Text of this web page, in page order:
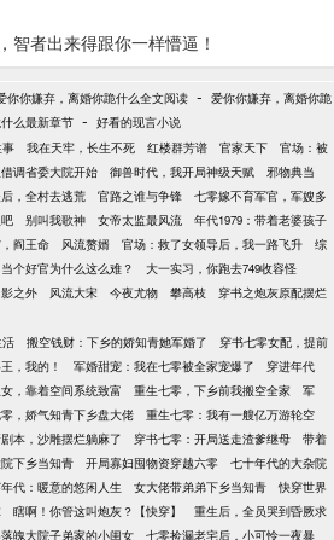
次结果都让宗门变得更强是几个意思？ 无
道最巅峰，楚星河看着在自己的“努力”下无
走到今日。 楚星河：“我要说我只想毁掉自
信吗？” 众人拜服，不破不立，果然昊天帝
是我们凡人可以参透的。
智者出来得跟你一样懵逼！
你你嫌弃，离婚你跪什么全文阅读 - 爱你你嫌弃，离婚你跪
么最新章节 - 好看的现言小说
我在天牢，长生不死 红楼群芳谱 官家天下
官场：被
调省委大院开始 御兽时代，我开局神级天赋
邪物典当
，全村去逃荒 官路之谁与争锋
七零嫁不育军官，军嫂多
别叫我歌神 女帝太监最风流
年代1979：带着老婆孩子
阎王命 风流赘婿 官场：救了女领导后，我一路飞升
综
个好官为什么这么难？
大一实习，你跑去749收容怪
之外 风流大宋 今夜尤物 攀高枝
穿书之炮灰原配摆烂
搬空钱财：下乡的娇知青她军婚了
穿书七零女配，提前
，我的！ 军婚甜宠：我在七零被全家宠爆了
穿进年代
，靠着空间系统致富 重生七零，下乡前我搬空全家
军
，娇气知青下乡盘大佬
重生七零：我有一艘亿万游轮空
本，沙雕摆烂躺麻了 穿书七零：开局送走渣爹继母
带着
下乡当知青 开局寡妇囤物资穿越六零
七十年代的大杂院
代：暖意的悠闲人生 女大佬带弟弟下乡当知青
快穿世界
瞎啊！你管这叫炮灰？【快穿】
重生后，全员哭到昏厥求
魄大院子弟家的小闺女 七零捡漏老宅后，小可怜一夜暴